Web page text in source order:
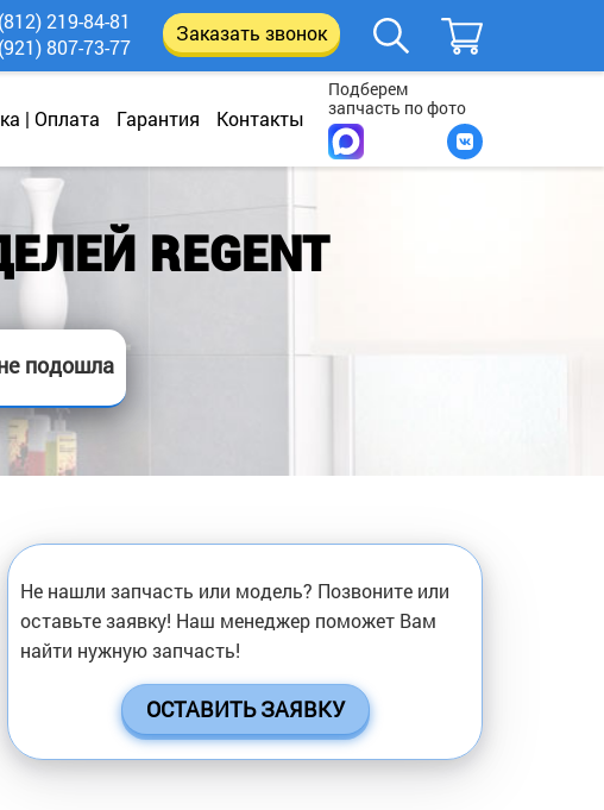
| Оплата Гарантия Контакты
Подберем
запчасть по фото
219-84-81
807-73-77
Заказать звонок
REGENT
подошла
Не нашли запчасть или модель? Позвоните или
оставьте заявку! Наш менеджер поможет Вам
найти нужную запчасть!
ОСТАВИТЬ ЗАЯВКУ